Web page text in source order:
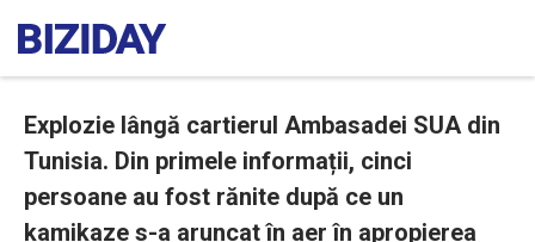
Explozie lângă cartierul Ambasadei SUA din
Tunisia. Din primele informații, cinci
persoane au fost rănite după ce un
kamikaze s-a aruncat în aer în apropierea